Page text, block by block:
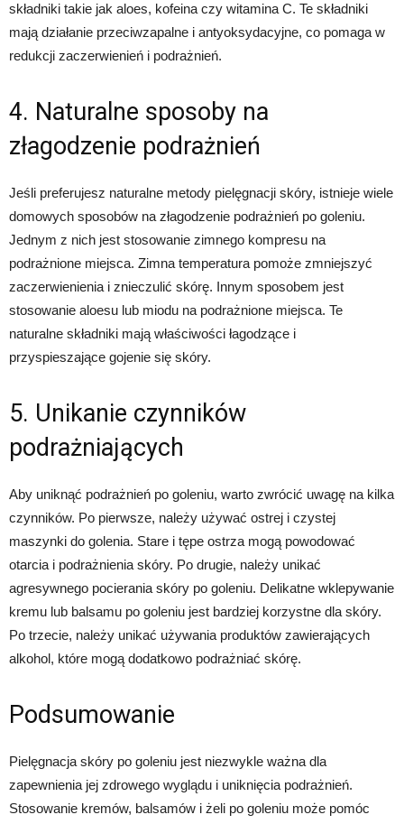
składniki takie jak aloes, kofeina czy witamina C. Te składniki
mają działanie przeciwzapalne i antyoksydacyjne, co pomaga w
redukcji zaczerwienień i podrażnień.
4. Naturalne sposoby na
złagodzenie podrażnień
Jeśli preferujesz naturalne metody pielęgnacji skóry, istnieje wiele
domowych sposobów na złagodzenie podrażnień po goleniu.
Jednym z nich jest stosowanie zimnego kompresu na
podrażnione miejsca. Zimna temperatura pomoże zmniejszyć
zaczerwienienia i znieczulić skórę. Innym sposobem jest
stosowanie aloesu lub miodu na podrażnione miejsca. Te
naturalne składniki mają właściwości łagodzące i
przyspieszające gojenie się skóry.
5. Unikanie czynników
podrażniających
Aby uniknąć podrażnień po goleniu, warto zwrócić uwagę na kilka
czynników. Po pierwsze, należy używać ostrej i czystej
maszynki do golenia. Stare i tępe ostrza mogą powodować
otarcia i podrażnienia skóry. Po drugie, należy unikać
agresywnego pocierania skóry po goleniu. Delikatne wklepywanie
kremu lub balsamu po goleniu jest bardziej korzystne dla skóry.
Po trzecie, należy unikać używania produktów zawierających
alkohol, które mogą dodatkowo podrażniać skórę.
Podsumowanie
Pielęgnacja skóry po goleniu jest niezwykle ważna dla
zapewnienia jej zdrowego wyglądu i uniknięcia podrażnień.
Stosowanie kremów, balsamów i żeli po goleniu może pomóc